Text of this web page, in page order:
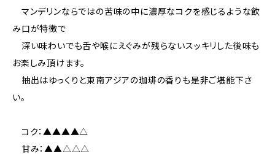
マンデリンならではの苦味の中に濃厚なコクを感じるような飲
み口が特徴で
深い味わいでも舌や喉にえぐみが残らないスッキリした後味も
お楽しみ頂けます。
抽出はゆっくりと東南アジアの珈琲の香りも是非ご堪能下さ
い。
コク：▲▲▲▲△
甘み：▲▲△△△